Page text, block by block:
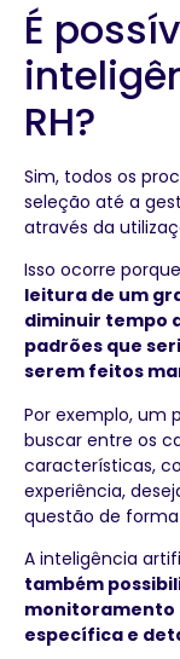
É
RH?
Sim, todos os
seleção até a
através da
Isso ocorre
leitura de um
diminuir tempo
padrões que
serem feitos
Por exemplo, um
buscar entre os
características,
experiência,
questão de
A inteligência
também
monitoramento
específica e